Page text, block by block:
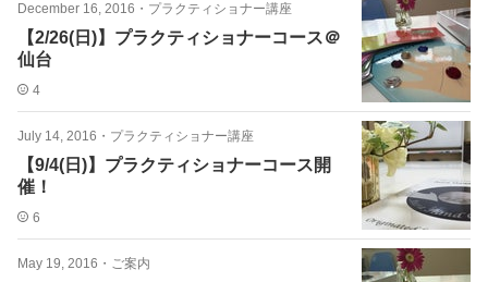
December 16, 2016 ・ プラクティショナー講座
【2/26(日)】プラクティショナーコース＠
仙台
4
July 14, 2016 ・ プラクティショナー講座
【9/4(日)】プラクティショナーコース開
催！
6
May 19, 2016 ・ ご案内